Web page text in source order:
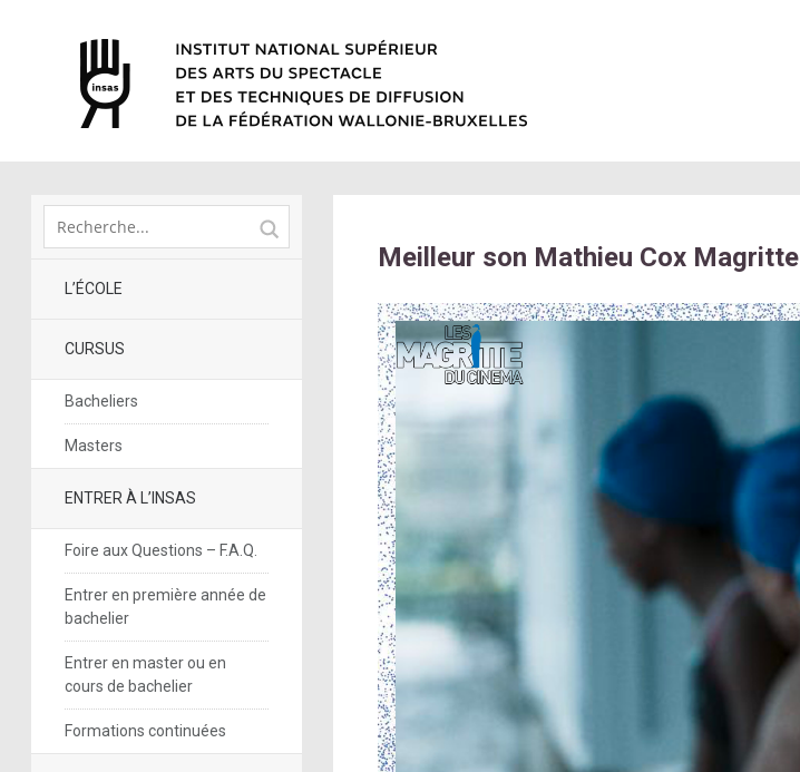
L’ÉCOLE
CURSUS
Bacheliers
Masters
ENTRER À L’INSAS
Foire aux Questions – F.A.Q.
Entrer en première année de
bachelier
Entrer en master ou en
cours de bachelier
Formations continuées
Meilleur son Mathieu Cox Magritte